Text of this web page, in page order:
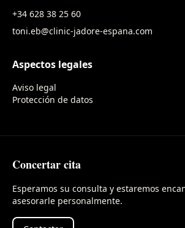
+34 628 38 25 60
toni.eb@clinic-jadore-espana.com
Aspectos legales
Aviso legal
Protección de datos
Concertar cita
Esperamos su consulta y estaremos
asesorarle personalmente.